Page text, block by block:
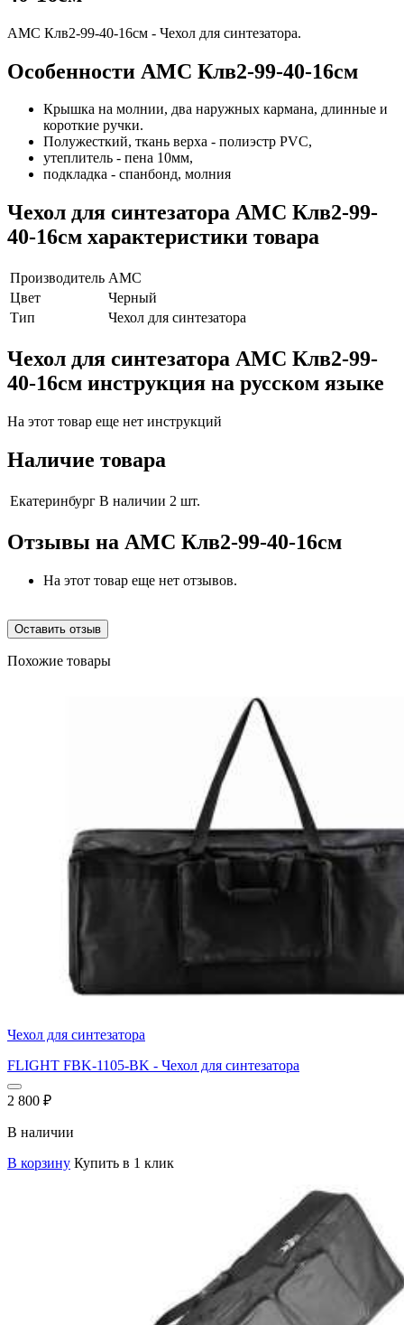
АМС Клв2-99-40-16см - Чехол для синтезатора.
Особенности AMC Клв2-99-40-16см
Крышка на молнии, два наружных кармана, длинные и
короткие ручки.
Полужесткий, ткань верха - полиэстр PVC,
утеплитель - пена 10мм,
подкладка - спанбонд, молния
Чехол для синтезатора AMC Клв2-99-
40-16см характеристики товара
Производитель AMC
Цвет
Черный
Тип
Чехол для синтезатора
Чехол для синтезатора AMC Клв2-99-
40-16см инструкция на русском языке
На этот товар еще нет инструкций
Наличие товара
Екатеринбург В наличии 2 шт.
Отзывы на AMC Клв2-99-40-16см
На этот товар еще нет отзывов.
Оставить отзыв
Похожие товары
Чехол для синтезатора
FLIGHT FBK-1105-BK - Чехол для синтезатора
2 800 ₽
В наличии
В корзину Купить в 1 клик